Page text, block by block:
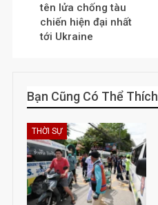
tên lửa chống tàu
chiến hiện đại nhất
tới Ukraine
Bạn Cũng Có Thể Thích
THỜI SỰ